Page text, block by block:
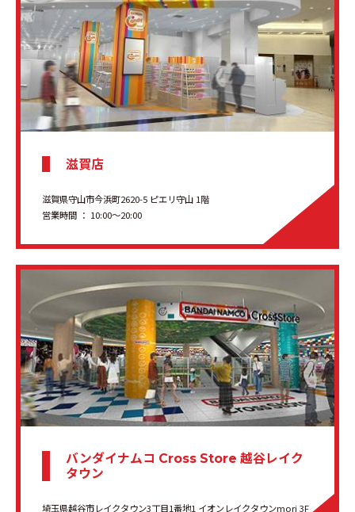
滋賀店
滋賀県守山市今浜町2620-5 ピエリ守山 1階
営業時間 ： 10:00〜20:00
バンダイナムコ Cross Store 越谷レイク
タウン
埼玉県越谷市レイクタウン3丁目1番地1 イオンレイクタウンmori 3F